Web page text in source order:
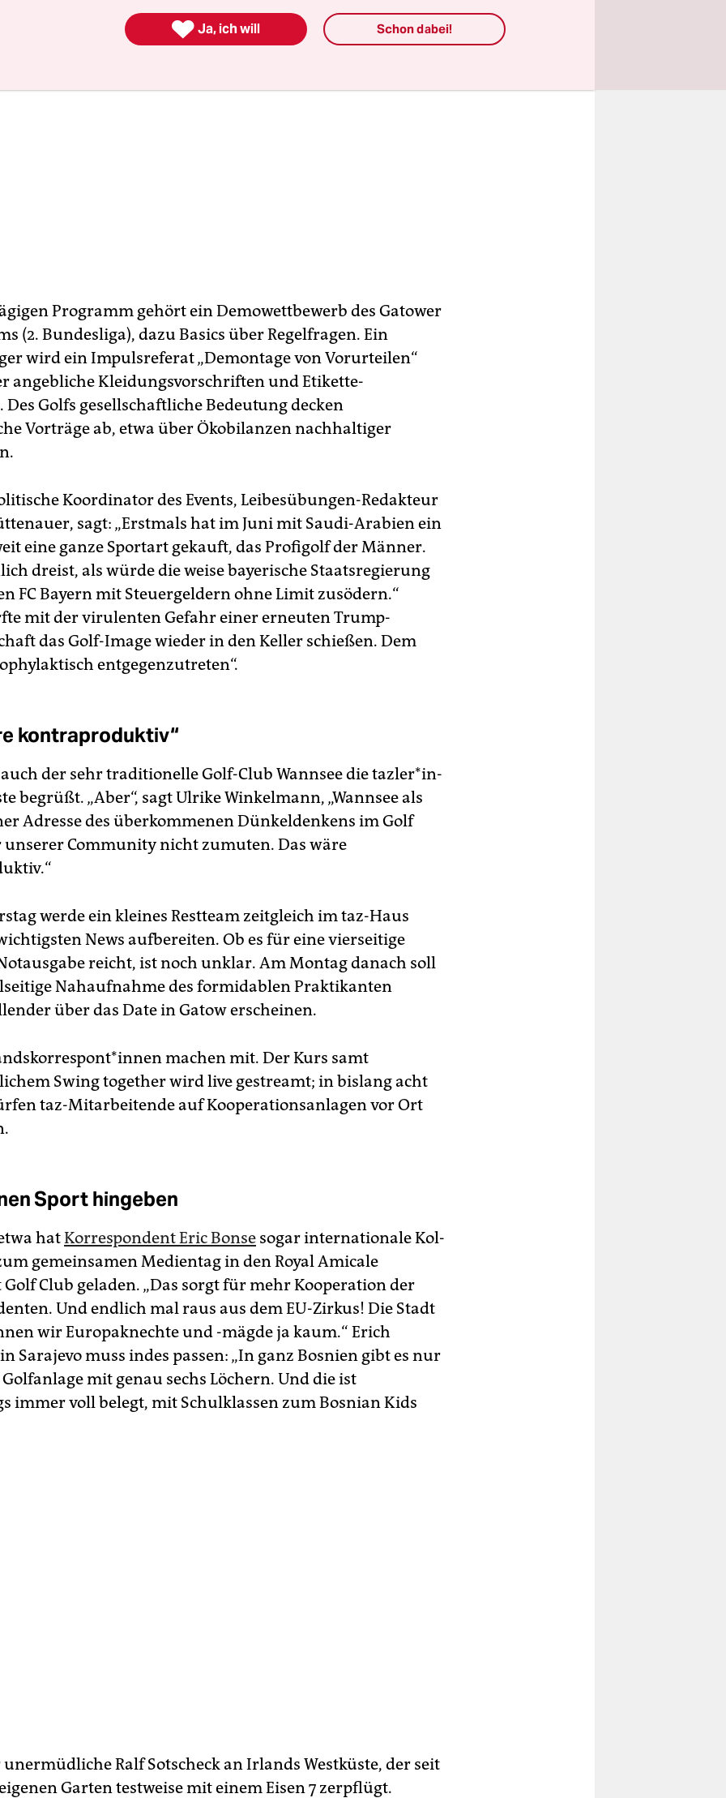
Programm gehört ein Demowettbewerb des Gatower
(2. Bundesliga), dazu Basics über Regelfragen. Ein
wird ein Impulsreferat „Demontage von Vorurteilen“
angebliche Kleidungsvorschriften und Etikette-
Des Golfs gesellschaftliche Bedeutung decken
Vorträge ab, etwa über Ökobilanzen nachhaltiger
Koordinator des Events, Leibesübungen-Redakteur
sagt: „Erstmals hat im Juni mit Saudi-Arabien ein
eine ganze Sportart gekauft, das Profigolf der Männer.
dreist, als würde die weise bayerische Staatsregierung
FC Bayern mit Steuergeldern ohne Limit zusödern.“
mit der virulenten Gefahr einer erneuten Trump-
das Golf-Image wieder in den Keller schießen. Dem
entgegenzutreten“.
kontraproduktiv“
der sehr traditionelle Golf-Club Wannsee die taz­le­r*in­
begrüßt. „Aber“, sagt Ulrike Winkelmann, „Wannsee als
Adresse des überkommenen Dünkeldenkens im Golf
Community nicht zumuten. Das wäre
werde ein kleines Restteam zeitgleich im taz-Haus
News aufbereiten. Ob es für eine vierseitige
reicht, ist noch unklar. Am Montag danach soll
Nahaufnahme des formidablen Praktikanten
über das Date in Gatow erscheinen.
machen mit. Der Kurs samt
Swing together wird live gestreamt; in bislang acht
taz-Mitarbeitende auf Kooperationsanlagen vor Ort
Sport hingeben
hatKorrespondent Eric Bonse sogar internationale Kol­
gemeinsamen Medientag in den Royal Amicale
Club geladen. „Das sorgt für mehr Kooperation der
Und endlich mal raus aus dem EU-Zirkus! Die Stadt
wir Europaknechte und -mägde ja kaum.“ Erich
Sarajevo muss indes passen: „In ganz Bosnien gibt es nur
mit genau sechs Löchern. Und die ist
immer voll belegt, mit Schulklassen zum Bosnian Kids
Ralf Sotscheck an Irlands Westküste, der seit
Garten testweise mit einem Eisen 7 zerpflügt.
 Ja, ich will Schon dabei!